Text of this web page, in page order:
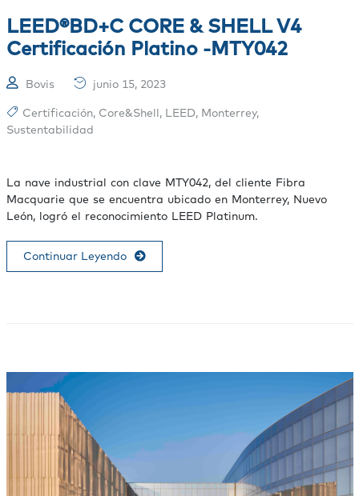
LEED®BD+C CORE & SHELL V4
Certificación Platino -MTY042
Bovis
junio 15, 2023
Certificación, Core&Shell, LEED, Monterrey,
Sustentabilidad
La nave industrial con clave MTY042, del cliente Fibra
Macquarie que se encuentra ubicado en Monterrey, Nuevo
León, logró el reconocimiento LEED Platinum.
Continuar Leyendo